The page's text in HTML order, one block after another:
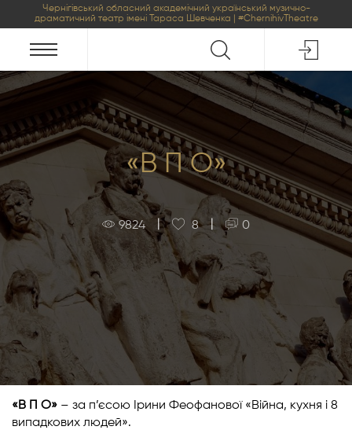
Чернігівський обласний академічний український музично-
драматичний театр імені Тараса Шевченка | #ChernihivTheatre
«В П О»
9824 | 8 | 0
«В П О» – за п’єсою Ірини Феофанової «Війна, кухня і 8
випадкових людей».